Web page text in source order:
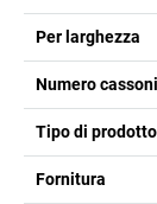
Per larghezza
Numero cassoni
Tipo di prodotto
Fornitura